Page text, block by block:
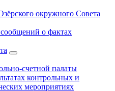
окружного Совета
о фактах
счетной палаты
контрольных и
мероприятиях